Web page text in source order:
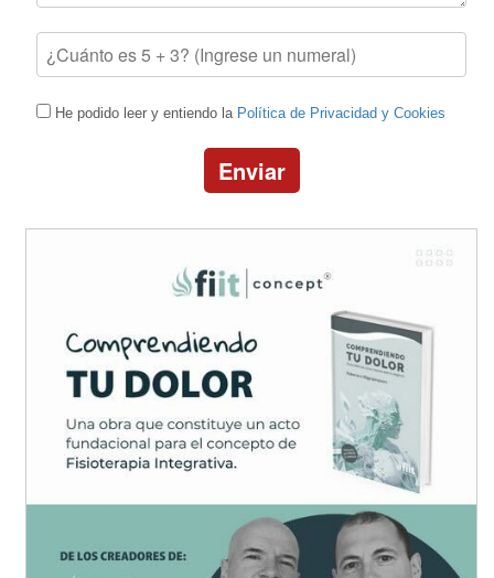
He podido leer y entiendo la Política de Privacidad y Cookies
Enviar